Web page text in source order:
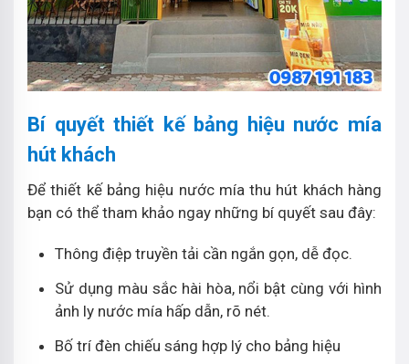
Bí quyết thiết kế bảng hiệu nước mía
hút khách
Để thiết kế bảng hiệu nước mía thu hút khách hàng
bạn có thể tham khảo ngay những bí quyết sau đây:
Thông điệp truyền tải cần ngắn gọn, dễ đọc.
Sử dụng màu sắc hài hòa, nổi bật cùng với hình
ảnh ly nước mía hấp dẫn, rõ nét.
Bố trí đèn chiếu sáng hợp lý cho bảng hiệu